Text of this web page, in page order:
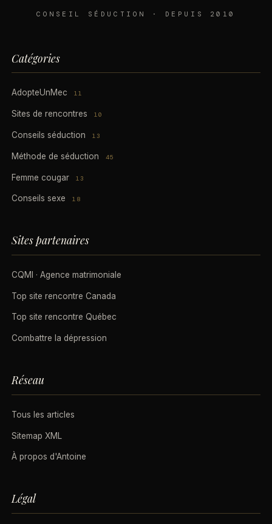
CONSEIL SÉDUCTION · DEPUIS 2010
Catégories
AdopteUnMec 11
Sites de rencontres 10
Conseils séduction 13
Méthode de séduction 45
Femme cougar 13
Conseils sexe 18
Sites partenaires
CQMI · Agence matrimoniale
Top site rencontre Canada
Top site rencontre Québec
Combattre la dépression
Réseau
Tous les articles
Sitemap XML
À propos d'Antoine
Légal